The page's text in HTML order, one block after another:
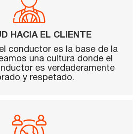
HACIA EL CLIENTE
conductor es la base de la
una cultura donde el
es verdaderamente
y respetado.